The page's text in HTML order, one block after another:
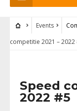
Events
competitie 2021 – 2022
Speed
2022 #5